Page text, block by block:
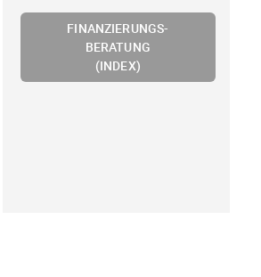
FINANZIERUNGS-
BERATUNG
(INDEX)